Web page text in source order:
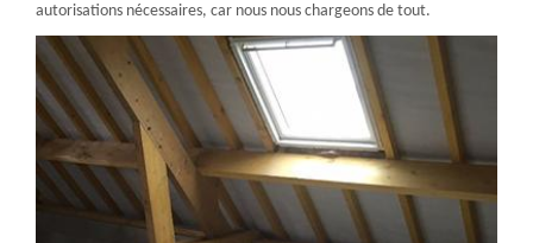
autorisations nécessaires, car nous nous chargeons de tout.